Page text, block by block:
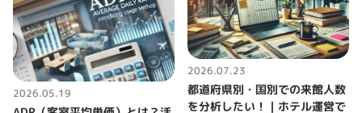
2026.05.19
2026.07.23
都道府県別・国別での来館人数
を分析したい！｜ホテル運営で